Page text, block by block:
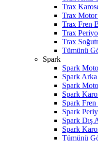
Trax
Trax Motor
Trax Fren
Trax
Trax
Tümünü
Spark
Spark
Spark Arka
Spark
Spark
Spark Fren
Spark
Spark Dış
Spark
Tümünü